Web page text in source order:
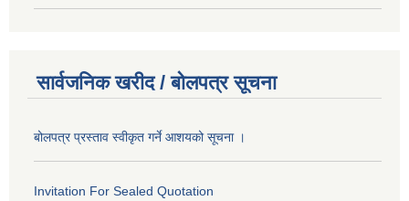
सार्वजनिक खरीद / बोलपत्र सूचना
बोलपत्र प्रस्ताव स्वीकृत गर्ने आशयको सूचना ।
Invitation For Sealed Quotation